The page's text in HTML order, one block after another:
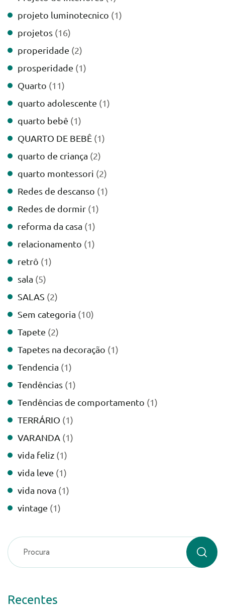
projeto luminotecnico (1)
projetos (16)
properidade (2)
prosperidade (1)
Quarto (11)
quarto adolescente (1)
quarto bebê (1)
QUARTO DE BEBÊ (1)
quarto de criança (2)
quarto montessori (2)
Redes de descanso (1)
Redes de dormir (1)
reforma da casa (1)
relacionamento (1)
retrô (1)
sala (5)
SALAS (2)
Sem categoria (10)
Tapete (2)
Tapetes na decoração (1)
Tendencia (1)
Tendências (1)
Tendências de comportamento (1)
TERRÁRIO (1)
VARANDA (1)
vida feliz (1)
vida leve (1)
vida nova (1)
vintage (1)
Recentes